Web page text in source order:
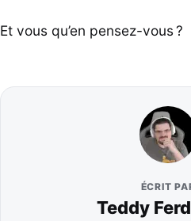
Et vous qu’en pensez-vous ?
ÉCRIT
Teddy